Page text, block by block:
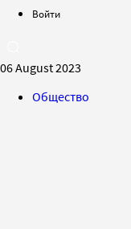
Войти
06 August 2023
Общество